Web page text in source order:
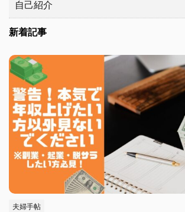
自己紹介
新着記事
夫婦手帖